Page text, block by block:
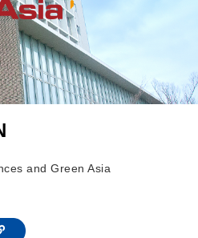
and Green Asia